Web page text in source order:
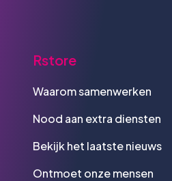
Rstore
Waarom samenwerken
Nood aan extra diensten
Bekijk het laatste nieuws
Ontmoet onze mensen